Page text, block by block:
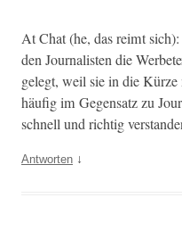
At Chat (he, das reimt
den Jour­nal­is­ten die
gelegt, weil sie in die
häu­fig im Gegen­satz zu
schnell und richtig
Antworten ↓